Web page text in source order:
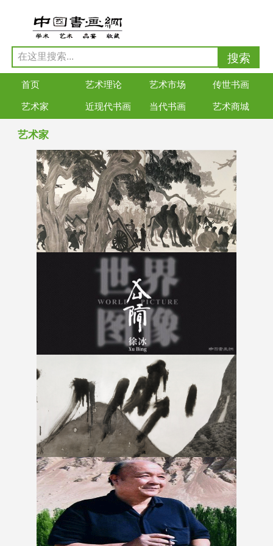
首页 艺术理论 艺术市场 传世书画
艺术家 近现代书画 当代书画 艺术商城
艺术家